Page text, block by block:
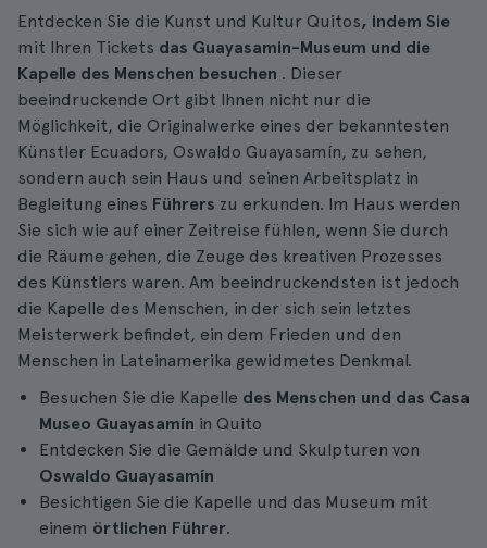
Entdecken Sie die Kunst und Kultur Quitos, indem Sie
mit Ihren Tickets das Guayasamin-Museum und die
Kapelle des Menschen besuchen . Dieser
beeindruckende Ort gibt Ihnen nicht nur die
Möglichkeit, die Originalwerke eines der bekanntesten
Künstler Ecuadors, Oswaldo Guayasamín, zu sehen,
sondern auch sein Haus und seinen Arbeitsplatz in
Begleitung eines Führers zu erkunden. Im Haus werden
Sie sich wie auf einer Zeitreise fühlen, wenn Sie durch
die Räume gehen, die Zeuge des kreativen Prozesses
des Künstlers waren. Am beeindruckendsten ist jedoch
die Kapelle des Menschen, in der sich sein letztes
Meisterwerk befindet, ein dem Frieden und den
Menschen in Lateinamerika gewidmetes Denkmal.
Besuchen Sie die Kapelle des Menschen und das Casa
Museo Guayasamín in Quito
Entdecken Sie die Gemälde und Skulpturen von
Oswaldo Guayasamín
Besichtigen Sie die Kapelle und das Museum mit
einem örtlichen Führer.